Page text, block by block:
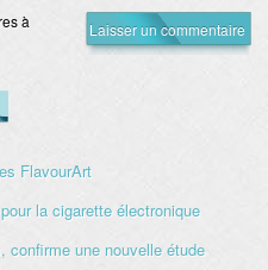
à
FlavourArt
la cigarette électronique
confirme une nouvelle étude